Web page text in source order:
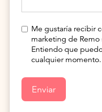
Me gustaría recibir
marketing de
Entiendo que
cualquier momento.